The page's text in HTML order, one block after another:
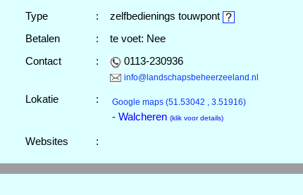
Type
:
zelfbedienings touwpont
Betalen
:
te voet: Nee
Contact
: 0113-230936
info@landschapsbeheerzeeland.nl
Lokatie : Google maps (51.53042 , 3.51916)
- Walcheren (klik voor details)
Websites :